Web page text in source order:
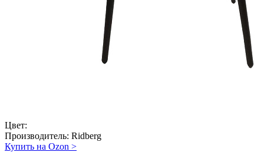
Цвет:
Производитель: Ridberg
Купить на Ozon >